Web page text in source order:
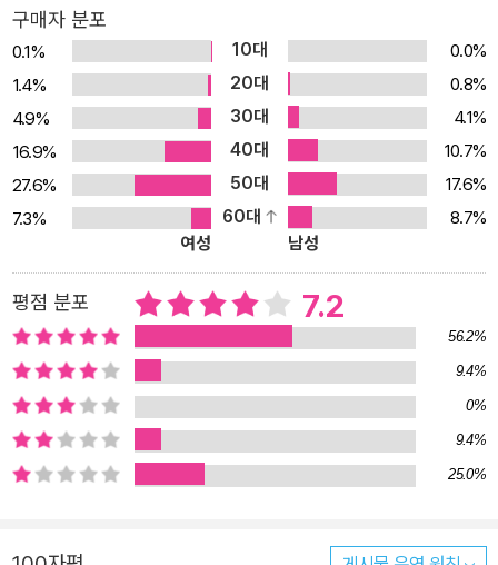
원리부터 실전 투자 전략까지 단계적으로 안내하는 친절한 입문서이
자, 진보적 투자자에게 최적화된 실용서다. 경제 흐름과 산업 변화가
주가에 어떤 영향을 미치는지, 한국 주식시장이 왜 오랫동안 저평가
되어 왔는지, 그리고 지금 왜 ‘정상화’ 국면에 들어섰는지를 구체적 데
이터와 사례로 분석한다. 또한 ‘좋은 기업을 고르는 법’이라는 기본 원
칙에서 출발해 수출 증가, 기술 혁신, 산업구조 변화 등 주가 상승의
본질적 원인을 이해하는 틀을 제시한다. 더불어 매수·매도 타이밍을
설정하는 체크리스트, 손절매와 추적 손절매를 통해 손실을 최소화하
자자가 반드시 알아야 할 지식이 촘촘히 담겨 있다. 나아가 저자는 배
당 재투자를 통한 복리 효과, 금리·환율·수출 지표 등 경제가 움직이는
핵심 변수를 읽는 법, 변동성 속에서도 장기적으로 수익을 높이는 실
전 전략을 친절히 설명하며, 은퇴를 준비하는 중장년층부터 이제 첫
투자를 고민하는 2030 세대까지 모두가 활용할 수 있는 탄탄한 길잡
이가 되어준다. 무엇보다 이 책의 가장 큰 가치는, ‘진보가 주식투자를
통해 세상을 바꿀 수 있다’는 새로운 관점을 제시한다는 점이다. 저자
는 시민의 선택이 기업의 가치와 국가의 성장 방향을 결정한다고 강
구매자 분포
0.1% 10대
0.0%
1.4%
20대
0.8%
4.9%
30대
4.1%
16.9%
40대
10.7%
27.6%
50대
17.6%
7.3%
60대
8.7%
여성
남성
평점 분포 7.2
56.2%
9.4%
0%
9.4%
25.0%